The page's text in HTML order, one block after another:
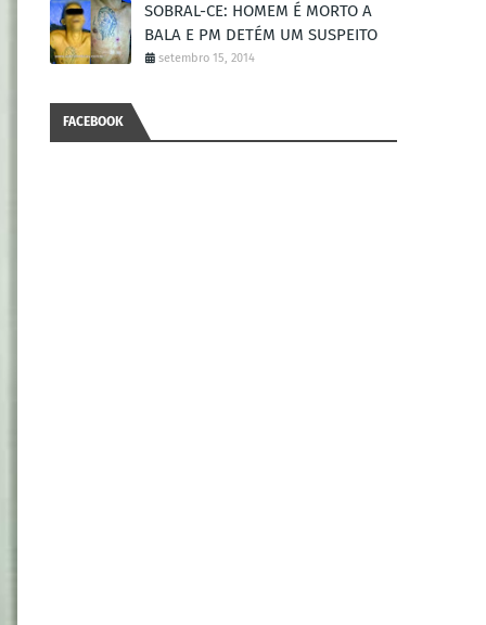
SOBRAL-CE: HOMEM É MORTO A
BALA E PM DETÉM UM SUSPEITO
setembro 15, 2014
FACEBOOK